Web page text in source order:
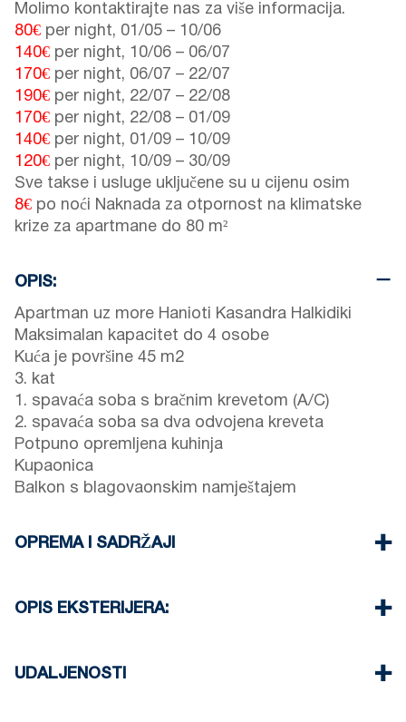
Molimo kontaktirajte nas za više informacija.
80€ per night, 01/05 – 10/06
140€ per night, 10/06 – 06/07
170€ per night, 06/07 – 22/07
190€ per night, 22/07 – 22/08
170€ per night, 22/08 – 01/09
140€ per night, 01/09 – 10/09
120€ per night, 10/09 – 30/09
Sve takse i usluge uključene su u cijenu osim
8€ po noći Naknada za otpornost na klimatske
krize za apartmane do 80 m²
OPIS:
Apartman uz more Hanioti Kasandra Halkidiki
Maksimalan kapacitet do 4 osobe
Kuća je površine 45 m2
3. kat
1. spavaća soba s bračnim krevetom (A/C)
2. spavaća soba sa dva odvojena kreveta
Potpuno opremljena kuhinja
Kupaonica
Balkon s blagovaonskim namještajem
OPREMA I SADRŽAJI
Jedan klima uređaj
Perilica za rublje
OPIS EKSTERIJERA:
Gostima kuće na raspolaganju je jedno parkirno
UDALJENOSTI